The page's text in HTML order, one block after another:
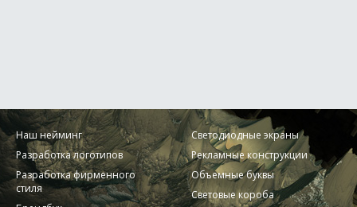
Наш нейминг
Разработка логотипов
Разработка фирменного
стиля
Светодиодные экраны
Рекламные конструкции
Объемные буквы
Световые короба